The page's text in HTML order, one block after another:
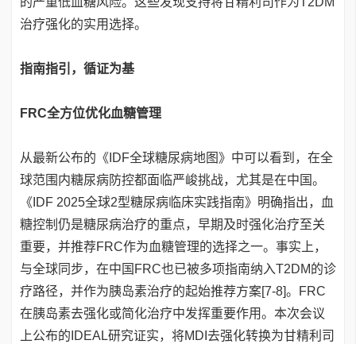
治疗强化的实用选择。
指南指引，循证为基
FRC全方位优化血糖管理
从最新公布的《IDF全球糖尿病地图》中可以看到，在全
球范围内糖尿病防控都面临严峻挑战，尤其是在中国。
《IDF 2025全球2型糖尿病临床实践指南》明确指出，血
糖控制仍是糖尿病治疗的重点，早期及时强化治疗至关
重要，并推荐FRC作为血糖管理的选择之一。事实上，
与全球同步，在中国FRC也已被多项指南纳入T2DM的诊
疗路径，并作为胰岛素治疗的起始推荐方案[7-8]。FRC
在胰岛素去强化或简化治疗中发挥重要作用。本次会议
上公布的IDEAL研究证实，将MDI去强化转换为甘精利司